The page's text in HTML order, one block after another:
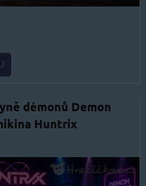
démonů Demon
Huntrix